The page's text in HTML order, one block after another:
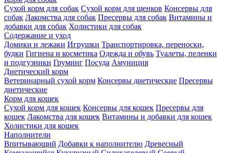
Сухой корм для собак Сухой корм для щенков Консервы для
собак Лакомства для собак Пресервы для собак Витамины и
добавки для собак Холистики для собак
Содержание и уход
Домики и лежаки Игрушки Транспортировка, переноски,
будки Гигиена и косметика Одежда и обувь Туалеты, пеленки
и подгузники Груминг Посуда Амуниция
Диетический корм
Ветеринарный сухой корм Консервы диетические Пресервы
диетические
Корм для кошек
Сухой корм для кошек Консервы для кошек Пресервы для
кошек Лакомства для кошек Витамины и добавки для кошек
Холистики для кошек
Наполнители
Впитывающий Добавки к наполнителю Древесный